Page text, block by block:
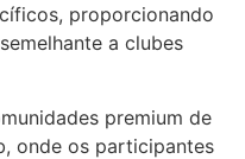
proporcionando
a clubes
premium de
onde os participantes